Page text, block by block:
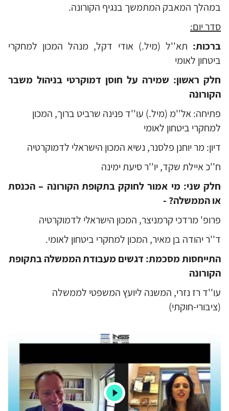
במהלך המאבק המתמשך בנגיף הקורונה.
סדר יום:
ברכות: תא''ל (מיל.) אודי דקל, מנהל המכון למחקרי
ביטחון לאומי
חלק ראשון: שמירה על חוסן דמוקרטי בניהול משבר
הקורונה
פתיחה: אל''מ (מיל.) עו''ד פנינה שרביט ברוך, המכון
למחקרי ביטחון לאומי
דיון: מר יוחנן פלסנר, נשיא המכון הישראלי לדמוקרטיה
ח''כ איילת שקד, יו''ר סיעת ימינה
חלק שני: מי אמור לחוקק בתקופת הקורונה – הכנסת
או הממשלה? -
פרופ' מרדכי קרמניצר, המכון הישראלי לדמוקרטיה
ד''ר יהודה בן מאיר, המכון למחקרי ביטחון לאומי.
התייחסות מסכמת: דגשים מעבודת הממשלה בתקופת
הקורונה
עו''ד רז נזרי, המשנה ליועץ המשפטי לממשלה
(ציבורי-חוקתי)